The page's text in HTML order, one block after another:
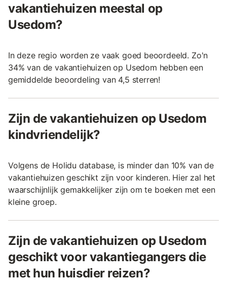
vakantiehuizen meestal op
Usedom?
In deze regio worden ze vaak goed beoordeeld. Zo'n
34% van de vakantiehuizen op Usedom hebben een
gemiddelde beoordeling van 4,5 sterren!
Zijn de vakantiehuizen op Usedom
kindvriendelijk?
Volgens de Holidu database, is minder dan 10% van de
vakantiehuizen geschikt zijn voor kinderen. Hier zal het
waarschijnlijk gemakkelijker zijn om te boeken met een
kleine groep.
Zijn de vakantiehuizen op Usedom
geschikt voor vakantiegangers die
met hun huisdier reizen?